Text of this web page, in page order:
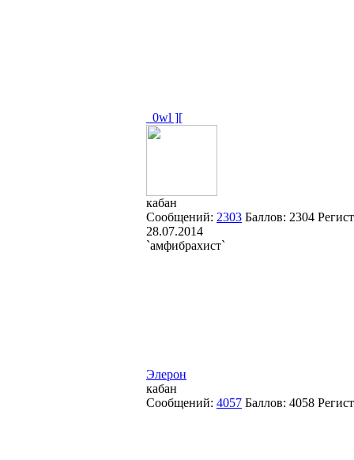
_0wl ][
кабан
Сообщений: 2303 Баллов: 2304
28.07.2014
`амфибрахист`
Элерон
кабан
Сообщений: 4057 Баллов: 4058